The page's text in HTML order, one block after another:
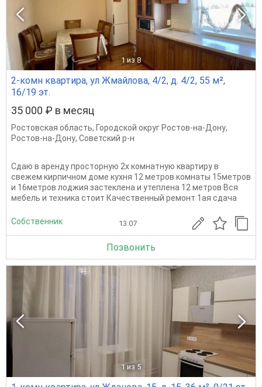
1 из 8
2-комн квартира, ул Жмайлова, 4/2, д. 4/2, 55 м²,
16/19 эт.
35 000 ₽ в месяц
Ростовская область, Городской округ Ростов-на-Дону,
Ростов-на-Дону, Советский р-н
Сдаю в аренду просторную 2х комнатную квартиру в
свежем кирпичном доме кухня 12 метров комнаты 15метров
и 16метров лоджия застеклена и утеплена 12 метров Вся
мебель и техника стоит Качественный ремонт 1ая сдача
Собственник 13.07
Позвонить
1 из 5